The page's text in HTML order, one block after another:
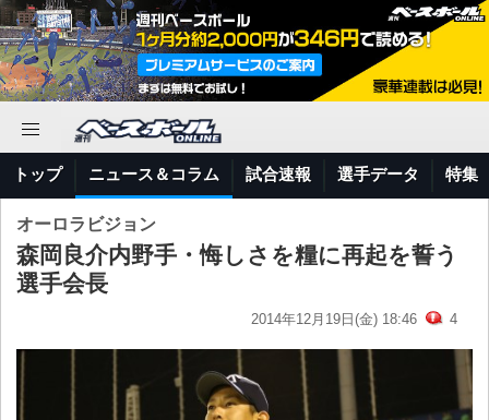
トップ ニュース＆コラム 試合速報 選手データ 特集
オーロラビジョン
森岡良介内野手・悔しさを糧に再起を誓う
選手会長
2014年12月19日(金) 18:46 4